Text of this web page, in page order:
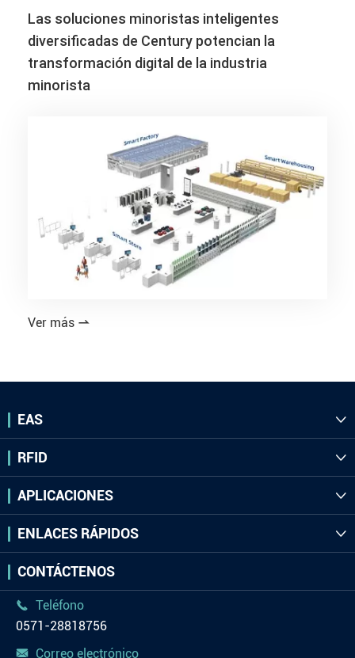
Las soluciones minoristas inteligentes
diversificadas de Century potencian la
transformación digital de la industria
minorista
Ver más 
EAS 
RFID 
APLICACIONES 
ENLACES RÁPIDOS 
CONTÁCTENOS

Teléfono
0571-28818756
 Correo electrónico